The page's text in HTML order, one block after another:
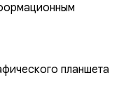
планшета